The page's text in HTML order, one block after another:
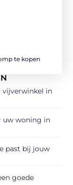
te kopen
vijverwinkel in
uw woning in
past bij jouw
goede